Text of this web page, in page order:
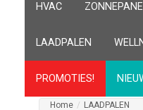
HVAC
LAADPALEN
PROMOTIES!
Home / LAADPALEN